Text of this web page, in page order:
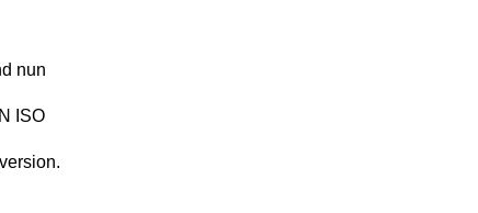
nun
ISO